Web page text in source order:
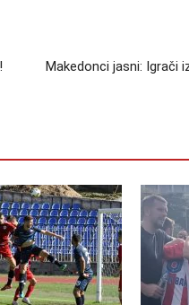
Makedonci jasni: Igrači